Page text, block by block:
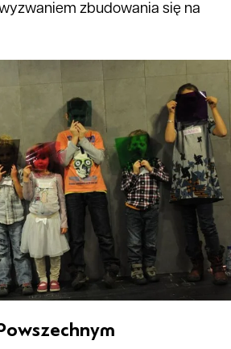
zbudowania się na